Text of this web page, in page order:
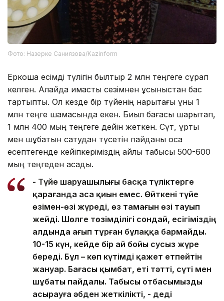
Фото: Назерке Саниязова/Kazinform
Еркоша есімді түлігін былтыр 2 млн теңгеге сұрап
келген. Алайда қимастық сезімнен ұсыныстан бас
тартыпты. Ол кезде бір түйенің нарықтағы құны 1
млн теңге шамасында екен. Биыл бағасы шарықтап,
1 млн 400 мың теңгеге дейін жеткен. Сүт, құрты
мен шұбатын сатудан түсетін пайданы қоса
есептегенде кейіпкеріміздің айлық табысы 500-600
мың теңгеден асады.
- Түйе шаруашылығы басқа түліктерге
қарағанда аса қиын емес. Өйткені түйе
өзімен-өзі жүреді, өз тамағын өзі тауып
жейді. Шөлге төзімділігі сондай, есігіміздің
алдында ағып тұрған бұлаққа бармайды.
10-15 күн, кейде бір ай бойы сусыз жүре
береді. Бұл – көп күтімді қажет етпейтін
жануар. Бағасы қымбат, еті тәтті, сүті мен
шұбаты пайдалы. Табысы отбасымызды
асырауға әбден жеткілікті, - деді